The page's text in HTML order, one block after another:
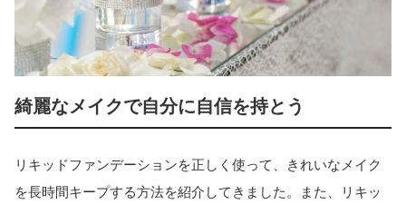
綺麗なメイクで自分に自信を持とう
リキッドファンデーションを正しく使って、きれいなメイク
を長時間キープする方法を紹介してきました。また、リキッ